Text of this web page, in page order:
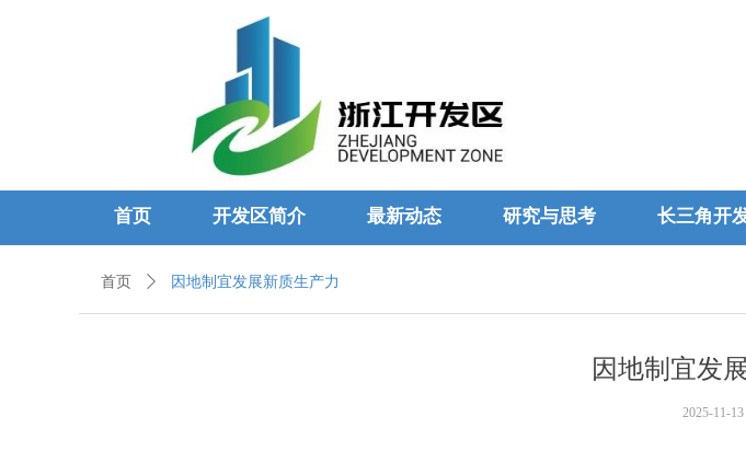
首页 开发区简介 最新动态 研究与思考 长三角开
因地制宜发
首页 ꄲ 因地制宜发展新质生产力
2025-11-13